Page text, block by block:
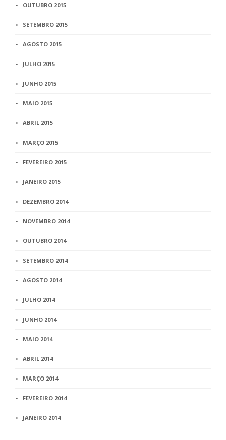
OUTUBRO 2015
SETEMBRO 2015
AGOSTO 2015
JULHO 2015
JUNHO 2015
MAIO 2015
ABRIL 2015
MARÇO 2015
FEVEREIRO 2015
JANEIRO 2015
DEZEMBRO 2014
NOVEMBRO 2014
OUTUBRO 2014
SETEMBRO 2014
AGOSTO 2014
JULHO 2014
JUNHO 2014
MAIO 2014
ABRIL 2014
MARÇO 2014
FEVEREIRO 2014
JANEIRO 2014